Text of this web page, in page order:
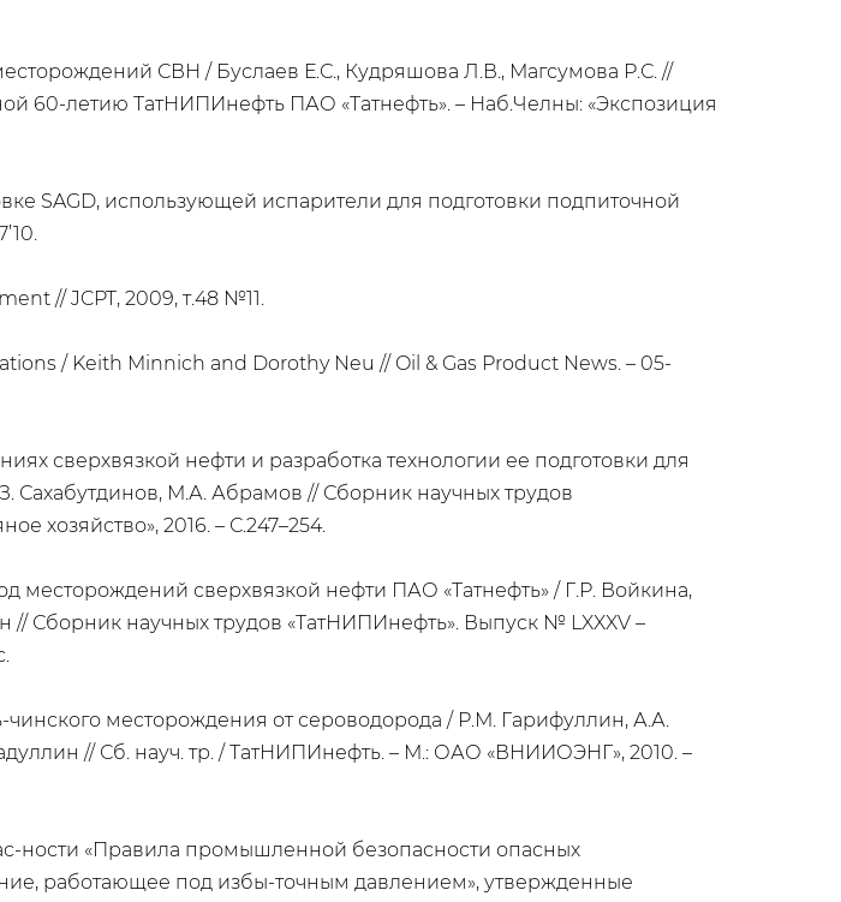
СВН / Буслаев Е.С., Кудряшова Л.В., Магсумова Р.С. //
60-летию ТатНИПИнефть ПАО «Татнефть». – Наб.Челны: «Экспозиция
SAGD, использующей испарители для подготовки подпиточной
// JCPT, 2009, т.48 №11.
/ Keith Minnich and Dorothy Neu // Oil & Gas Product News. – 05-
сверхвязкой нефти и разработка технологии ее подготовки для
Сахабутдинов, М.А. Абрамов // Сборник научных трудов
хозяйство», 2016. – С.247–254.
месторождений сверхвязкой нефти ПАО «Татнефть» / Г.Р. Войкина,
// Сборник научных трудов «ТатНИПИнефть». Выпуск № LXXXV –
месторождения от сероводорода / Р.М. Гарифуллин, А.А.
// Сб. науч. тр. / ТатНИПИнефть. – М.: ОАО «ВНИИОЭНГ», 2010. –
«Правила промышленной безопасности опасных
работающее под избы-точным давлением», утвержденные